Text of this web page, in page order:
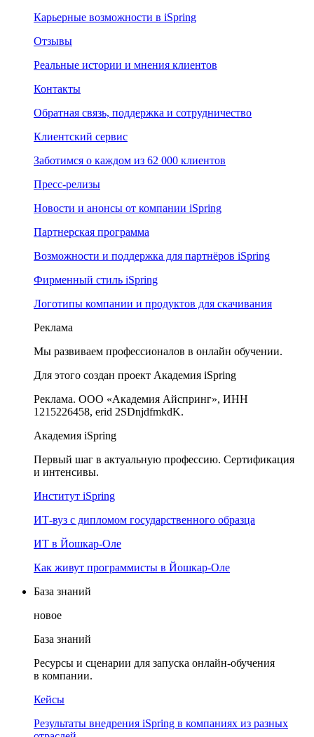
Карьерные возможности в iSpring
Отзывы
Реальные истории и мнения клиентов
Контакты
Обратная связь, поддержка и сотрудничество
Клиентский сервис
Заботимся о каждом из 62 000 клиентов
Пресс-релизы
Новости и анонсы от компании iSpring
Партнерская программа
Возможности и поддержка для партнёров iSpring
Фирменный стиль iSpring
Логотипы компании и продуктов для скачивания
Реклама
Мы развиваем профессионалов в онлайн обучении.
Для этого создан проект Академия iSpring
Реклама. ООО «Академия Айспринг», ИНН
1215226458, erid 2SDnjdfmkdK.
Академия iSpring
Первый шаг в актуальную профессию. Сертификация
и интенсивы.
Институт iSpring
ИТ-вуз с дипломом государственного образца
ИТ в Йошкар-Оле
Как живут программисты в Йошкар‑Оле
База знаний
новое
База знаний
Ресурсы и сценарии для запуска онлайн-обучения
в компании.
Кейсы
Результаты внедрения iSpring в компаниях из разных